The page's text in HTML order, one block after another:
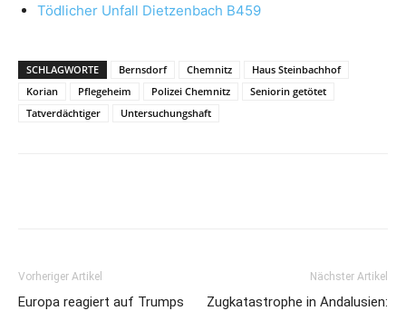
Tödlicher Unfall Dietzenbach B459
SCHLAGWORTE Bernsdorf Chemnitz
Haus Steinbachhof
Korian
Pflegeheim Polizei Chemnitz
Seniorin getötet
Tatverdächtiger
Untersuchungshaft
Vorheriger Artikel
Europa reagiert auf Trumps
Nächster Artikel
Zugkatastrophe in Andalusien: